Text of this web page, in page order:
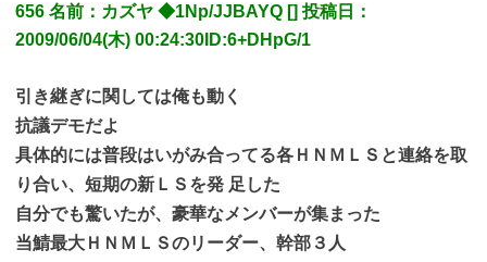
656 名前：カズヤ ◆1Np/JJBAYQ [] 投稿日：
2009/06/04(木) 00:24:30ID:6+DHpG/1
引き継ぎに関しては俺も動く
抗議デモだよ
具体的には普段はいがみ合ってる各ＨＮＭＬＳと連絡を取
り合い、短期の新ＬＳを発 足した
自分でも驚いたが、豪華なメンバーが集まった
当鯖最大ＨＮＭＬＳのリーダー、幹部３人